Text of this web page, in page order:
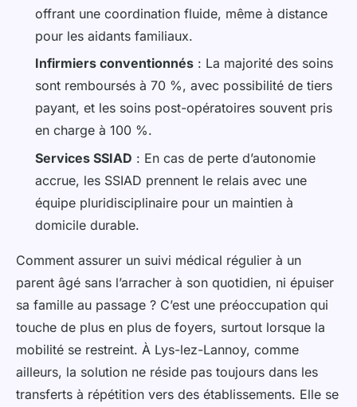
offrant une coordination fluide, même à distance
pour les aidants familiaux.
Infirmiers conventionnés : La majorité des soins
sont remboursés à 70 %, avec possibilité de tiers
payant, et les soins post-opératoires souvent pris
en charge à 100 %.
Services SSIAD : En cas de perte d’autonomie
accrue, les SSIAD prennent le relais avec une
équipe pluridisciplinaire pour un maintien à
domicile durable.
Comment assurer un suivi médical régulier à un
parent âgé sans l’arracher à son quotidien, ni épuiser
sa famille au passage ? C’est une préoccupation qui
touche de plus en plus de foyers, surtout lorsque la
mobilité se restreint. À Lys-lez-Lannoy, comme
ailleurs, la solution ne réside pas toujours dans les
transferts à répétition vers des établissements. Elle se